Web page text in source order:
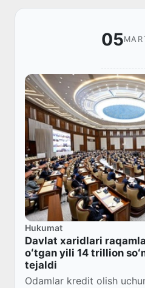
05
Hukumat
Davlat xaridlari
oʻtgan yili 14 trillion
tejaldi
Odamlar kredit olish